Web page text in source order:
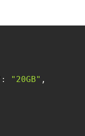
: "20GB" ,